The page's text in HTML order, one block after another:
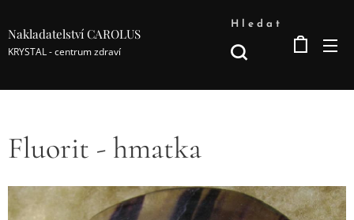
Nakladatelství CAROLUS
KRYSTAL - centrum zdraví
Hledat
Fluorit - hmatka